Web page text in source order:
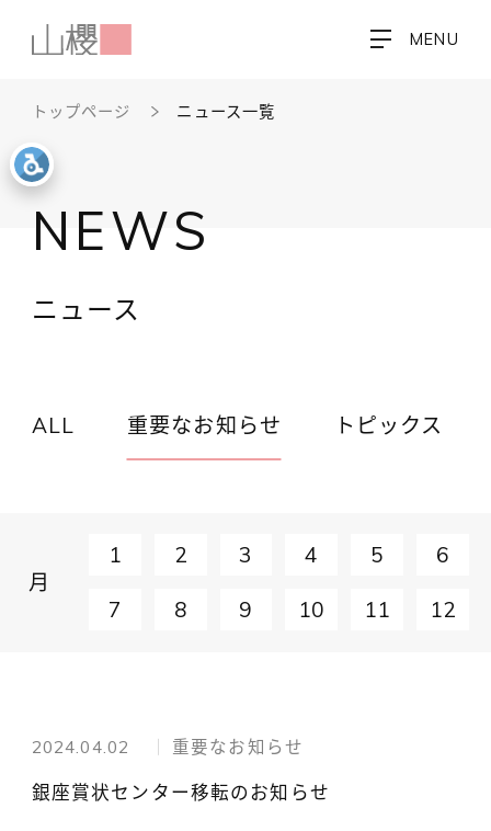
MENU
トップページ ニュース一覧
NEWS
ニュース
ALL 重要なお知らせ トピックス
月
1 2 3 4 5 6
7 8 9 10 11 12
2024.04.02 重要なお知らせ
銀座賞状センター移転のお知らせ